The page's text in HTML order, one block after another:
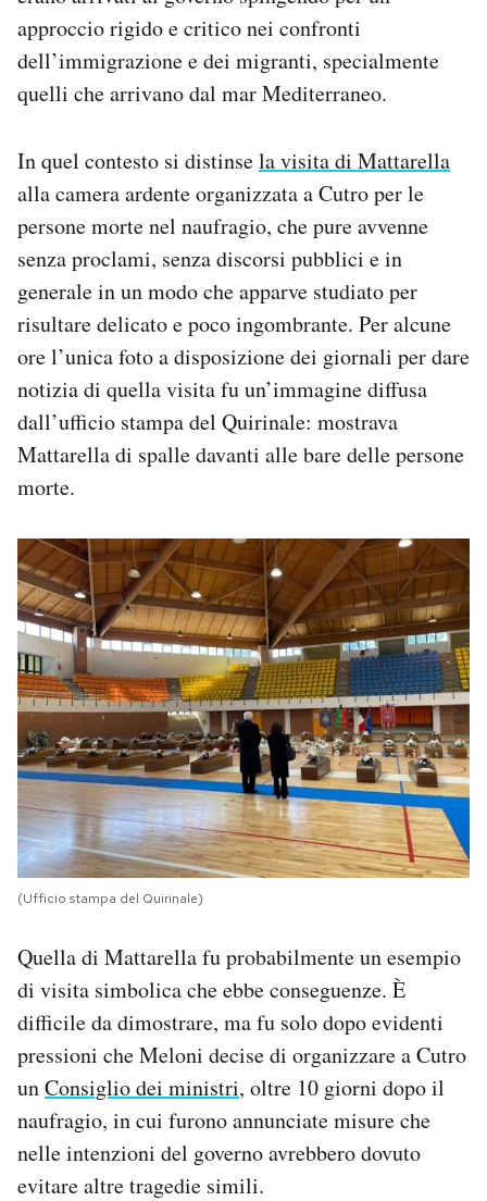
approccio rigido e critico nei confronti
dell’immigrazione e dei migranti, specialmente
quelli che arrivano dal mar Mediterraneo.
In quel contesto si distinsela visita di Mattarella
alla camera ardente organizzata a Cutro per le
persone morte nel naufragio, che pure avvenne
senza proclami, senza discorsi pubblici e in
generale in un modo che apparve studiato per
risultare delicato e poco ingombrante. Per alcune
ore l’unica foto a disposizione dei giornali per dare
notizia di quella visita fu un’immagine diffusa
dall’ufficio stampa del Quirinale: mostrava
Mattarella di spalle davanti alle bare delle persone
morte.
(Ufficio stampa del Quirinale)
Quella di Mattarella fu probabilmente un esempio
di visita simbolica che ebbe conseguenze. È
difficile da dimostrare, ma fu solo dopo evidenti
pressioni che Meloni decise di organizzare a Cutro
unConsiglio dei ministri, oltre 10 giorni dopo il
naufragio, in cui furono annunciate misure che
nelle intenzioni del governo avrebbero dovuto
evitare altre tragedie simili.